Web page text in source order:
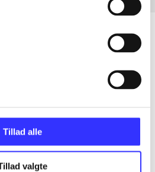
Tillad alle
valgte
fordelt på udgivelser